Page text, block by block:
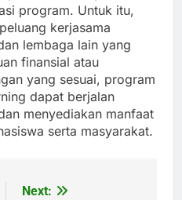
program. Untuk itu,
kerjasama
lembaga lain yang
finansial atau
yang sesuai, program
dapat berjalan
menyediakan manfaat
serta masyarakat.
Next: